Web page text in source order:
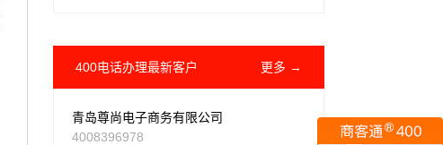
400电话办理最新客户 更多 →
青岛尊尚电子商务有限公司
4008396978